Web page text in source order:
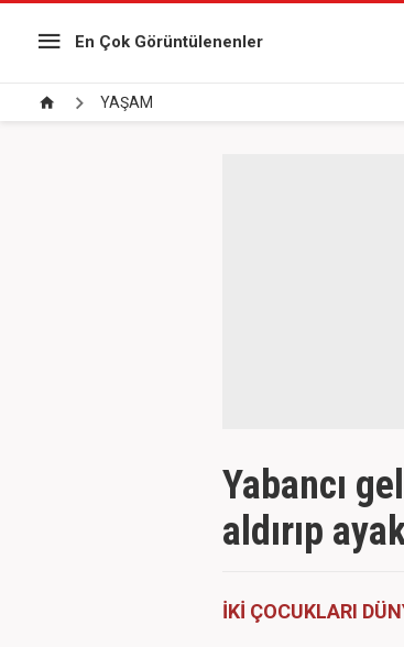
En Çok Görüntülenenler
YAŞAM
Yabancı
aldırıp
İKİ ÇOCUKLARI